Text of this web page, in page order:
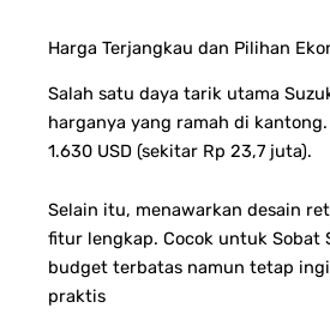
Harga Terjangkau dan Pilihan
Salah satu daya tarik utama
harganya yang ramah di kantong.
1.630 USD (sekitar Rp 23,7 juta).
Selain itu, menawarkan desain
fitur lengkap. Cocok untuk Sobat
budget terbatas namun tetap
praktis